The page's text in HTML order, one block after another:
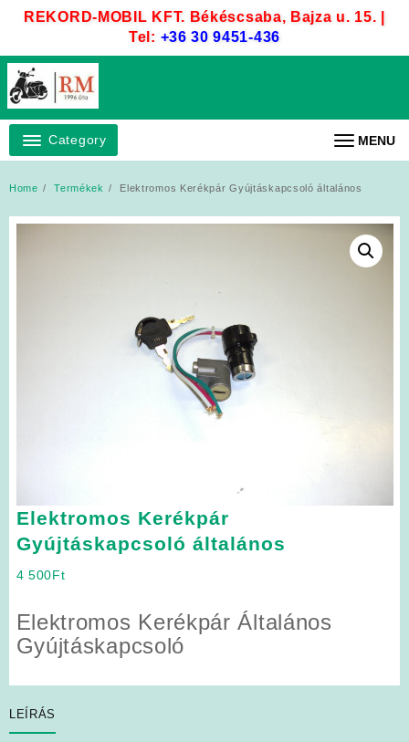
REKORD-MOBIL KFT. Békéscsaba, Bajza u. 15. |
Tel: +36 30 9451-436
Category MENU
Home Termékek Elektromos Kerékpár Gyújtáskapcsoló általános
Elektromos Kerékpár
Gyújtáskapcsoló általános
4 500Ft
Elektromos Kerékpár Általános
Gyújtáskapcsoló
LEÍRÁS